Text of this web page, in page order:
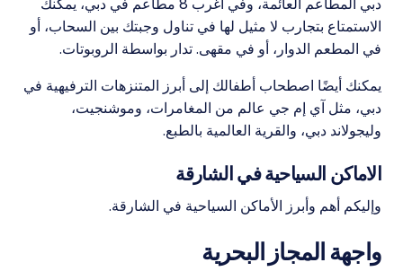
الاستمتاع بتجارب لا مثيل لها في تناول وجبتك بين السحاب، أو
في المطعم الدوار، أو في مقهى. تدار بواسطة الروبوتات.
يمكنك أيضًا اصطحاب أطفالك إلى أبرز المتنزهات الترفيهية في
دبي، مثل آي إم جي عالم من المغامرات، وموشنجيت،
وليجولاند دبي، والقرية العالمية بالطبع.
الاماكن السياحية في الشارقة
وإليكم أهم وأبرز الأماكن السياحية في الشارقة.
واجهة المجاز البحرية